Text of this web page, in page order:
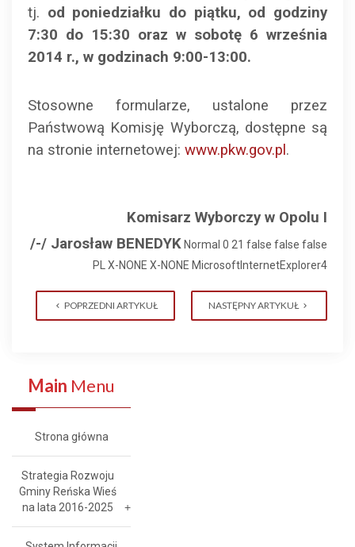
tj. od poniedziałku do piątku, od godziny
7:30 do 15:30 oraz w sobotę 6 września
2014 r., w godzinach 9:00-13:00.
Stosowne formularze, ustalone przez
Państwową Komisję Wyborczą, dostępne są
na stronie internetowej: www.pkw.gov.pl .
Komisarz Wyborczy w Opolu I
/-/ Jarosław BENEDYK Normal 0 21 false false false
PL X-NONE X-NONE MicrosoftInternetExplorer4
POPRZEDNI ARTYKUŁ NASTĘPNY ARTYKUŁ
Main Menu
Strona główna
Strategia Rozwoju
Gminy Reńska Wieś
na lata 2016-2025